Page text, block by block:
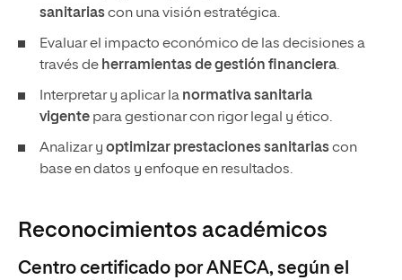
sanitariascon una visión estratégica.
Evaluar el impacto económico de las decisiones a
través de herramientas de gestión financiera.
Interpretar y aplicar la normativa sanitaria
vigente para gestionar con rigor legal y ético.
Analizar y optimizar prestaciones sanitariascon
base en datos y enfoque en resultados.
Reconocimientos académicos
Centro certificado por ANECA, según el